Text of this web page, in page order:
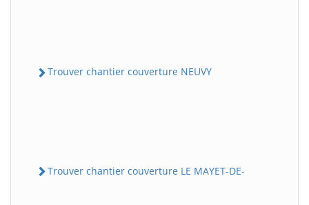
Trouver chantier couverture NEUVY
Trouver chantier couverture LE MAYET-DE-